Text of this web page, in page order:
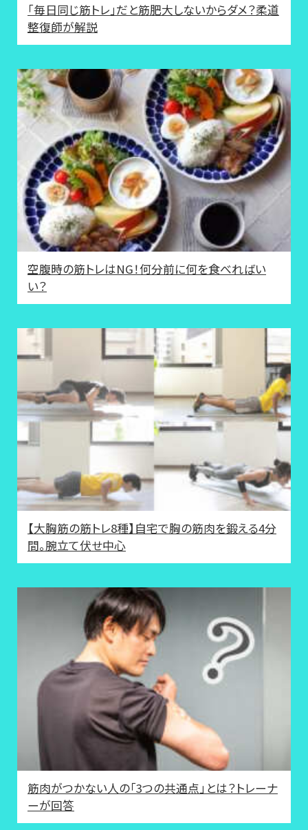
「毎日同じ筋トレ」だと筋肥大しないからダメ？柔道
整復師が解説
空腹時の筋トレはNG！何分前に何を食べればい
い？
【大胸筋の筋トレ8種】自宅で胸の筋肉を鍛える4分
間。腕立て伏せ中心
筋肉がつかない人の「3つの共通点」とは？トレーナ
ーが回答